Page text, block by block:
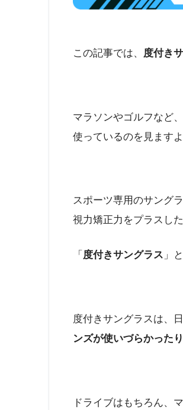
この記事では、 度付き
マラソンやゴルフなど
使っているのを見ますよ
スポーツ専用のサング
視力矯正力をプラスした
「 度付きサングラス 」
度付きサングラスは、
ンズが使いづらかった
ドライブはもちろん、